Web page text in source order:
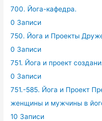
700. Йога-кафедра.
0 Записи
750. Йога и Проекты
0 Записи
751. Йога и проект
0 Записи
751.-585. Йога и Проект
женщины и мужчины в
10 Записи